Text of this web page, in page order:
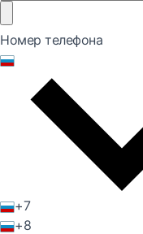
Номер телефона
+7
+8